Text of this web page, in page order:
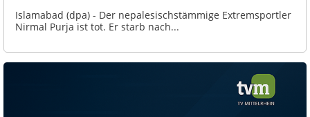
Islamabad (dpa) - Der nepalesischstämmige Extremsportler
Nirmal Purja ist tot. Er starb nach...